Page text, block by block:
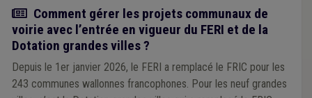
Article
Comment gérer les projets communaux de
voirie avec l’entrée en vigueur du FERI et de la
Dotation grandes villes ?
Depuis le 1er janvier 2026, le FERI a remplacé le FRIC pour les
243 communes wallonnes francophones. Pour les neuf grandes